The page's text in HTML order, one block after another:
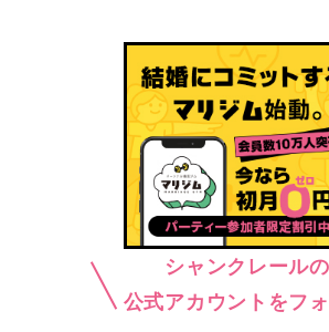
シャンクレールの
公式アカウントをフ